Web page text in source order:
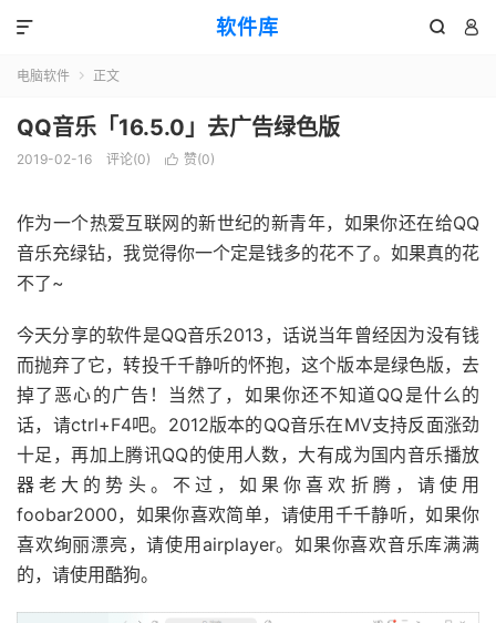
软件库  

电脑软件  正文
QQ音乐「16.5.0」去广告绿色版
2019-02-16 评论(0)  赞(0)
作为一个热爱互联网的新世纪的新青年，如果你还在给QQ
音乐充绿钻，我觉得你一个定是钱多的花不了。如果真的花
不了~
今天分享的软件是QQ音乐2013，话说当年曾经因为没有钱
而抛弃了它，转投千千静听的怀抱，这个版本是绿色版，去
掉了恶心的广告！当然了，如果你还不知道QQ是什么的
话，请ctrl+F4吧。2012版本的QQ音乐在MV支持反面涨劲
十足，再加上腾讯QQ的使用人数，大有成为国内音乐播放
器老大的势头。不过，如果你喜欢折腾，请使用
foobar2000，如果你喜欢简单，请使用千千静听，如果你
喜欢绚丽漂亮，请使用airplayer。如果你喜欢音乐库满满
的，请使用酷狗。